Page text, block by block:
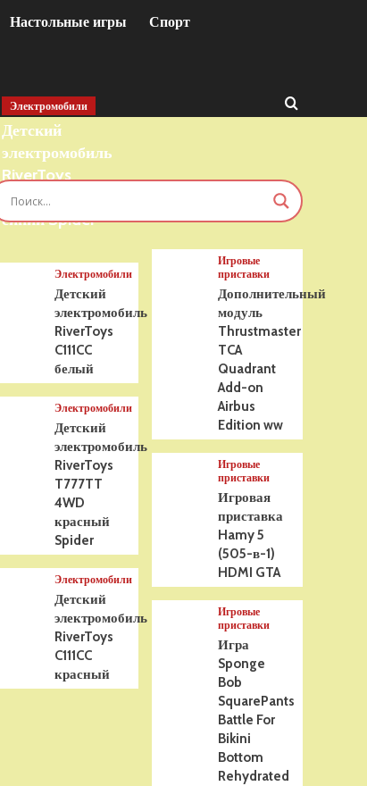
Настольные игры Спорт
Электромобили
Детский
электромобиль
RiverToys
T777TT 4WD
синий Spider
Электромобили
Детский
электромобиль
RiverToys
C111CC
белый
Электромобили
Детский
электромобиль
RiverToys
T777TT
4WD
красный
Spider
Электромобили
Детский
электромобиль
RiverToys
C111CC
красный
Игровые
приставки
Дополнительный
модуль
Thrustmaster
TCA
Quadrant
Add-on
Airbus
Edition ww
Игровые
приставки
Игровая
приставка
Hamy 5
(505-в-1)
HDMI GTA
Игровые
приставки
Игра
Sponge
Bob
SquarePants
Battle For
Bikini
Bottom
Rehydrated